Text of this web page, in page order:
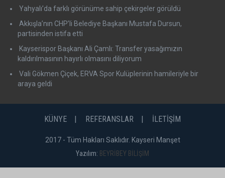
Yahyalı’da farklı görünüme sahip çekirgeler görüldü
Akkışla’nın CHP’li Belediye Başkanı Mustafa Dursun,
partisinden istifa etti
Kayserispor Başkanı Ali Çamlı: Transfer yasağımızın
kaldırılmasının hayırlı olmasını diliyorum
Vali Gökmen Çiçek, ERVA Spor Kulüplerinin hamileriyle bir
araya geldi
KÜNYE REFERANSLAR İLETİŞİM
2017 - Tüm Hakları Saklıdır. Kayseri Manşet
Yazılım: BEYRİBEY BİLİŞİM